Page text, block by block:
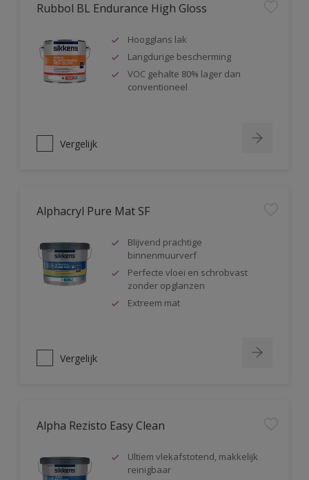
Rubbol BL Endurance High Gloss
Hoogglans lak
Langdurige bescherming
VOC gehalte 80% lager dan
conventioneel
Vergelijk
Alphacryl Pure Mat SF
Blijvend prachtige
binnenmuurverf
Perfecte vloei en schrobvast
zonder opglanzen
Extreem mat
Vergelijk
Alpha Rezisto Easy Clean
Ultiem vlekafstotend, makkelijk
reinigbaar